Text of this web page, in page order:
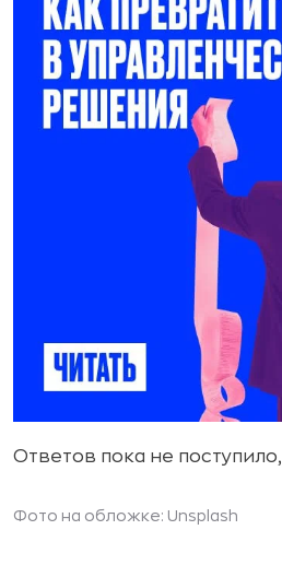
Ответов пока не поступило,
Фото на обложке: Unsplash